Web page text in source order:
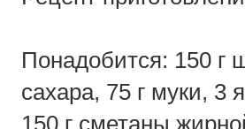
Понадобится: 150 г
сахара, 75 г муки, 3
150 г сметаны